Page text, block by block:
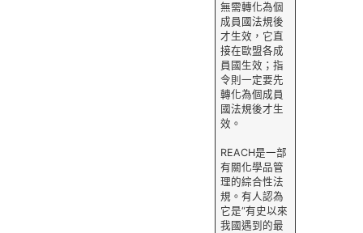
無需轉化為個
成員國法規後
才生效，它直
接在歐盟各成
員國生效；指
令則一定要先
轉化為個成員
國法規後才生
效。
REACH是一部
有關化學品管
理的綜合性法
規。有人認為
它是“有史以來
我國遇到的最